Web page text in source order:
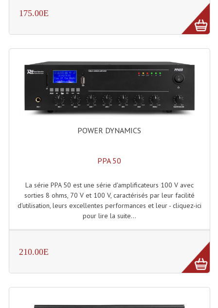
Platines Disque Vinyles
Lecteurs Cd À Plats
Lecteurs Cd À Plats Lecteur MP3
Lecteurs Lasers Simple Et Mp3 (rack 19")
Minidisc
Digital Package Et Logiciel
175.00E
POWER DYNAMICS
PPA 50
La série PPA 50 est une série d'amplificateurs 100 V avec
sorties 8 ohms, 70 V et 100 V, caractérisés par leur facilité
d'utilisation, leurs excellentes performances et leur - cliquez-ici
pour lire la suite...
210.00E